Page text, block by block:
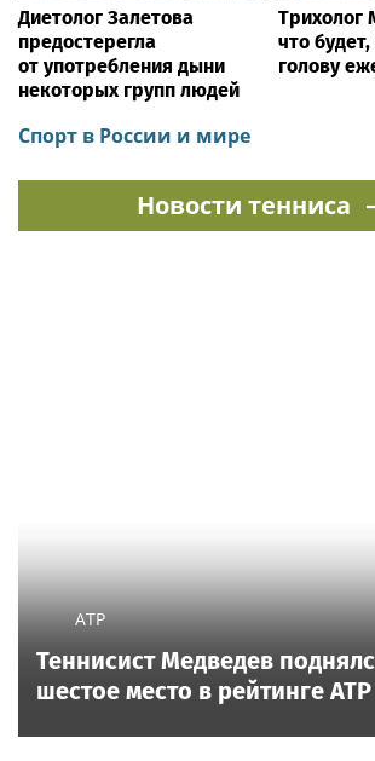
Диетолог Залетова
предостерегла
от употребления дыни
некоторых групп людей
Трихолог
что
голову
Спорт в России и мире
Новости тенниса
ATP
Теннисист Медведев
шестое место в рейтинге ATP